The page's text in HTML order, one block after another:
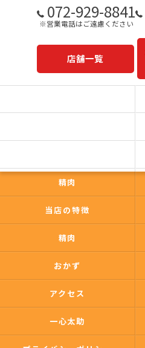
072-929-8841
※営業電話はご遠慮ください
店舗一覧
精肉
当店の特徴
精肉
おかず
アクセス
一心太助